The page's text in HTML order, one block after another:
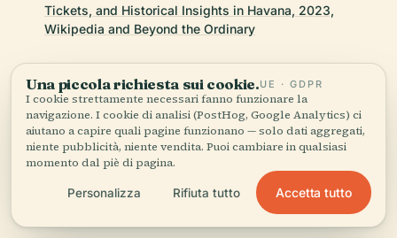
Tickets, and Historical Insights in Havana, 2023,
Wikipedia and Beyond the Ordinary
Visitor Experience, Museo de la Ciudad Guide, 2023, La
Habana Tourism
Palacio de los Capitanes Generales: History and Culture,
Una piccola richiesta sui cookie.UE · GDPR
I cookie strettamente necessari fanno funzionare la
navigazione. I cookie di analisi (PostHog, Google Analytics) ci
aiutano a capire quali pagine funzionano — solo dati aggregati,
niente pubblicità, niente vendita. Puoi cambiare in qualsiasi
momento dal piè di pagina.
Personalizza Rifiuta tutto Accetta tutto